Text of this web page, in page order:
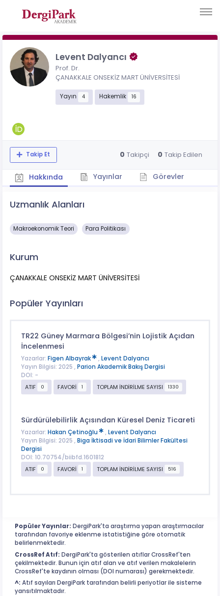
Levent Dalyancı
Prof. Dr.
ÇANAKKALE ONSEKİZ MART ÜNİVERSİTESİ
Yayın 4 Hakemlik 16
Takip Et 0 Takipçi 0 Takip Edilen
Hakkında Yayınlar Görevler
Uzmanlık Alanları
Makroekonomik Teori Para Politikası
Kurum
ÇANAKKALE ONSEKİZ MART ÜNİVERSİTESİ
Popüler Yayınları
TR22 Güney Marmara Bölgesi’nin Lojistik Açıdan
İncelenmesi
Yazarlar: Figen Albayrak , Levent Dalyancı
Yayın Bilgisi: 2025 , Parion Akademik Bakış Dergisi
DOI: -
ATIF
0 FAVORİ 1 TOPLAM İNDİRİLME SAYISI 1330
Sürdürülebilirlik Açısından Küresel Deniz Ticareti
Yazarlar: Hakan Çetinoğlu , Levent Dalyancı
Yayın Bilgisi: 2025 , Biga İktisadi ve İdari Bilimler Fakültesi
Dergisi
DOI: 10.70754/biibfd.1601812
ATIF
0 FAVORİ 1 TOPLAM İNDİRİLME SAYISI 516
Popüler Yayınlar: DergiPark'ta araştırma yapan araştırmacılar
tarafından favoriye eklenme istatistiğine göre otomatik
belirlenmektedir.
CrossRef Atıf: DergiPark'ta gösterilen atıflar CrossRef'ten
çekilmektedir. Bunun için atıf alan ve atıf verilen makalelerin
CrossRef'te kaydının olması (DOI numarası) gerekmektedir.
^: Atıf sayıları DergiPark tarafından belirli periyotlar ile sisteme
yansıtılmaktadır.